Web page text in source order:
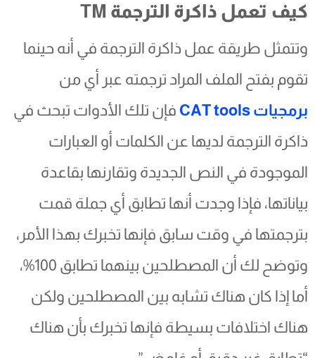
كيف تعمل ذاكرة الترجمةTM
وتتمثل طريقة عمل ذاكرة الترجمة في أنه حينما
تقوم بفتح الملف المراد ترجمته عبر أي من
برمجيات CAT tools
فإن تلك الأدوات تبحث في
ذاكرة الترجمة لديها عن الكلمات أو العبارات
الموجودة في النص الجديدة وتقارنها بقاعدة
بياناتها، فإذا وجدت أنها تطابق أي جملة قمت
بترجمتها في وقت سابق فإنها تخبرك بهذا الأمر،
وتوضح لك أن المصطلحين بينهما تطابق 100%،
أما إذا كان هناك تشابه بين المصطلحين ولكن
هناك اختلافات بسيطة فإنها تخبرك بأن هناك